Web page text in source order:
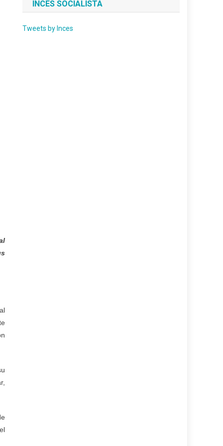
INCES SOCIALISTA
Tweets by Inces